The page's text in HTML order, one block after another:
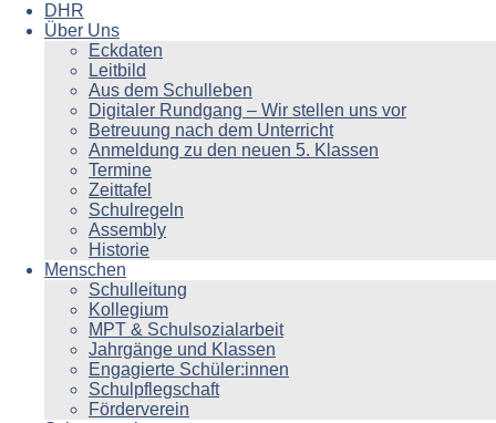
DHR
Über Uns
Eckdaten
Leitbild
Aus dem Schulleben
Digitaler Rundgang – Wir stellen uns vor
Betreuung nach dem Unterricht
Anmeldung zu den neuen 5. Klassen
Termine
Zeittafel
Schulregeln
Assembly
Historie
Menschen
Schulleitung
Kollegium
MPT & Schulsozialarbeit
Jahrgänge und Klassen
Engagierte Schüler:innen
Schulpflegschaft
Förderverein